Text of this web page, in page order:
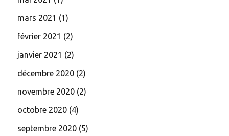
mars 2021 (1)
février 2021 (2)
janvier 2021 (2)
décembre 2020 (2)
novembre 2020 (2)
octobre 2020 (4)
septembre 2020 (5)